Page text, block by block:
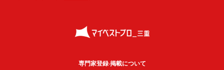
専門家登録·掲載について